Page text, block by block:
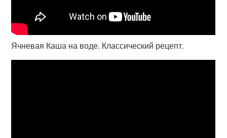
Ячневая Каша на воде. Классический рецепт.